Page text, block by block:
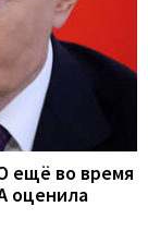
ещё во время
оценила